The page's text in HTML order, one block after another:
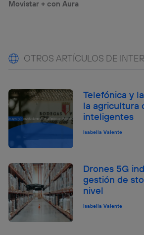
Movistar + con Aura
OTROS ARTÍCULOS DE
Telefónica y
la agricultura
inteligentes
Isabella Valente
Drones 5G
gestión de
nivel
Isabella Valente